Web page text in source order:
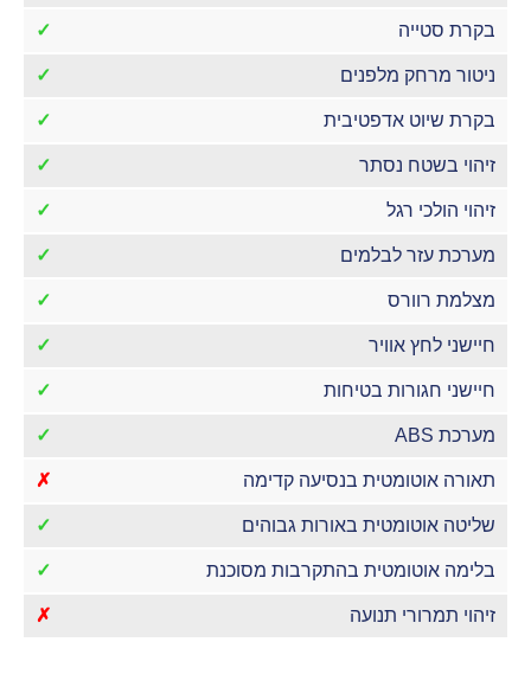
בקרת סטייה ✓
ניטור מרחק מלפנים ✓
בקרת שיוט אדפטיבית ✓
זיהוי בשטח נסתר ✓
זיהוי הולכי רגל ✓
מערכת עזר לבלמים ✓
מצלמת רוורס ✓
חיישני לחץ אוויר ✓
חיישני חגורות בטיחות ✓
מערכת ABS ✓
תאורה אוטומטית בנסיעה קדימה ✗
שליטה אוטומטית באורות גבוהים ✓
בלימה אוטומטית בהתקרבות מסוכנת ✓
זיהוי תמרורי תנועה ✗